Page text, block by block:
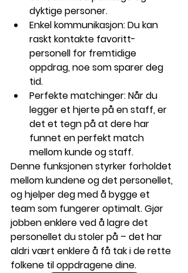
dyktige personer.
Enkel kommunikasjon: Du kan
raskt kontakte favoritt-
personell for fremtidige
oppdrag, noe som sparer deg
tid.
Perfekte matchinger: Når du
legger et hjerte på en staff, er
det et tegn på at dere har
funnet en perfekt match
mellom kunde og staff.
Denne funksjonen styrker forholdet
mellom kundene og det personellet,
og hjelper deg med å bygge et
team som fungerer optimalt. Gjør
jobben enklere ved å lagre det
personellet du stoler på – det har
aldri vært enklere å få tak i de rette
folkene til oppdragene dine.